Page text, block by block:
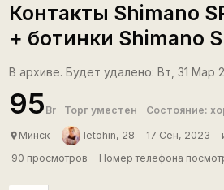
Контакты Shimano
+ ботинки Shimano
В архиве. Будет удалено: Вт, 31 Мар
95 Br Торг уместен Состояние:
place Минск letohin, 28 17 Сен, 2023
90 просмотров
Номер телефона